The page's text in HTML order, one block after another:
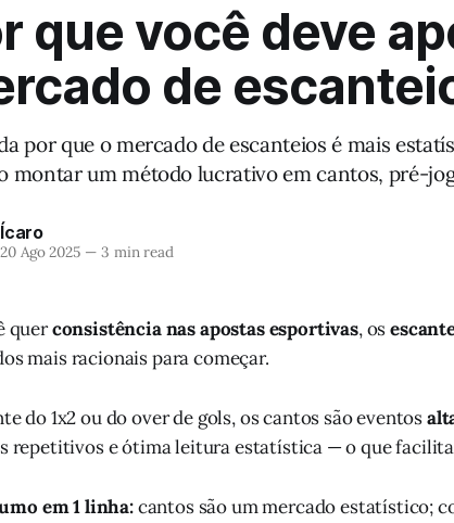
que você deve
de
por que o mercado de escanteios é mais
montar um método lucrativo em cantos, pré-
Ícaro
20 Ago 2025 —3 min read
querconsistência nas apostas esportivas, os
mais racionais para começar.
do 1x2 ou do over de gols, os cantos são eventos
repetitivos e ótima leitura estatística — o que
em 1 linha:cantos são um mercado estatístico;